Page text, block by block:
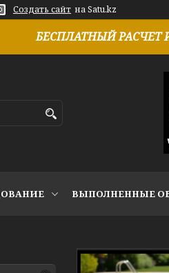
Создать сайт на Satu.kz
БЕСПЛАТНЫЙ РАСЧЕТ
ВЫПОЛНЕННЫЕ